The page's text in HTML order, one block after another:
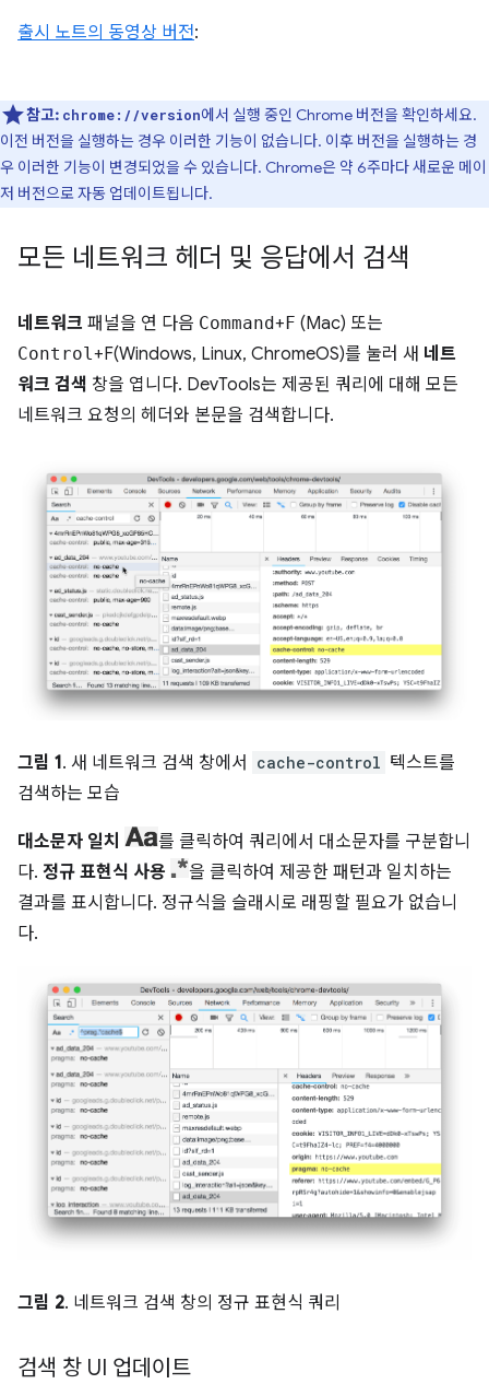
출시 노트의 동영상 버전:
참고: chrome://version에서 실행 중인 Chrome 버전을 확인하세요.
이전 버전을 실행하는 경우 이러한 기능이 없습니다. 이후 버전을 실행하는 경
우 이러한 기능이 변경되었을 수 있습니다. Chrome은 약 6주마다 새로운 메이
저 버전으로 자동 업데이트됩니다.
모든 네트워크 헤더 및 응답에서 검색
네트워크 패널을 연 다음 Command+F (Mac) 또는
Control+F(Windows, Linux, ChromeOS)를 눌러 새 네트
워크 검색 창을 엽니다. DevTools는 제공된 쿼리에 대해 모든
네트워크 요청의 헤더와 본문을 검색합니다.
그림 1. 새 네트워크 검색 창에서 cache-control 텍스트를
검색하는 모습
대소문자 일치
를 클릭하여 쿼리에서 대소문자를 구분합니
다. 정규 표현식 사용
을 클릭하여 제공한 패턴과 일치하는
결과를 표시합니다. 정규식을 슬래시로 래핑할 필요가 없습니
다.
그림 2. 네트워크 검색 창의 정규 표현식 쿼리
검색 창 UI 업데이트